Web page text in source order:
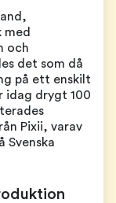
med
och
det som då
på ett enskilt
idag drygt 100
Pixii, varav
Svenska